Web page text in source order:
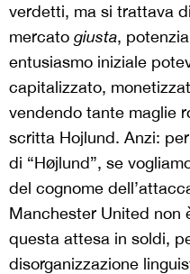
verdetti, ma si trattava
mercato giusta,
entusiasmo iniziale
capitalizzato,
vendendo tante maglie
scritta Hojlund. Anzi:
di “Højlund”, se
del cognome
Manchester United non
questa attesa in soldi,
disorganizzazione